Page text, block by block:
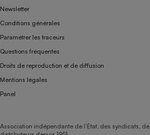
Newsletter
Conditions générales
Paramétrer les traceurs
Questions fréquentes
Droits de reproduction et de diffusion
Mentions légales
Panel
Association indépendante de l’État, des syndicats,